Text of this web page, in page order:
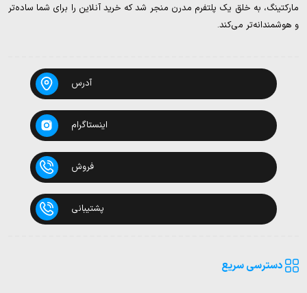
مارکتینگ، به خلق یک پلتفرم مدرن منجر شد که خرید آنلاین را برای شما ساده‌تر
و هوشمندانه‌تر می‌کند.
آدرس
اینستاگرام
فروش
پشتیبانی
دسترسی سریع